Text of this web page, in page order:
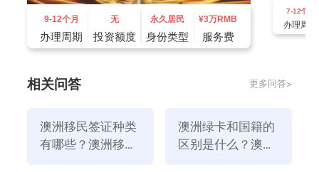
然而，如今，移民的增加已经成为政府的双刃剑，填补
9-12个月
办理周期
无
投资额度
永久居民
身份类型
¥3万RMB
服务费
7-12个月
办理周期
相关问答 更多问答>
澳洲移民签证种类
有哪些？澳洲移民
澳洲绿卡和国籍的
区别是什么？澳洲